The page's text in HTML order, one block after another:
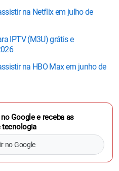
na Netflix em julho de
IPTV (M3U) grátis e
na HBO Max em junho de
Google e receba as
tecnologia
no Google